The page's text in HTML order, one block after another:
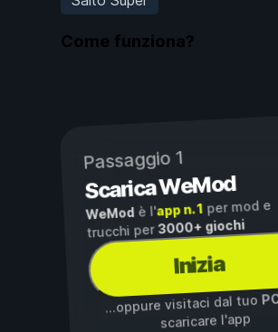
Come funziona?
Passaggio 1
Scarica WeMod
WeMod è l'app n. 1per mod e
trucchi per3000+ giochi
Inizia
...oppure visitaci dal tuo
scaricare l'app